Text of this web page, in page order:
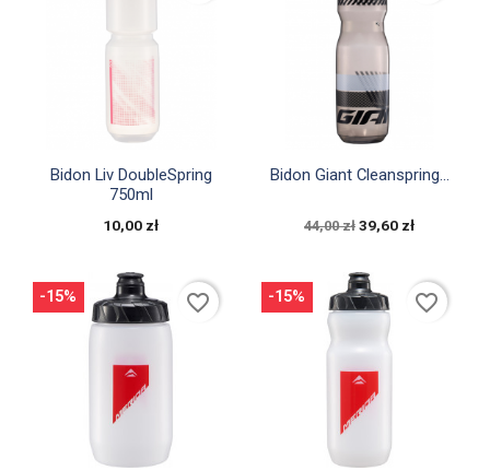
Szybki podgląd
Bidon Liv DoubleSpring
750ml
10,00 zł
Szybki podgląd
Bidon Giant Cleanspring...
44,00 zł 39,60 zł
-15% favorite_border -15% favorite_border